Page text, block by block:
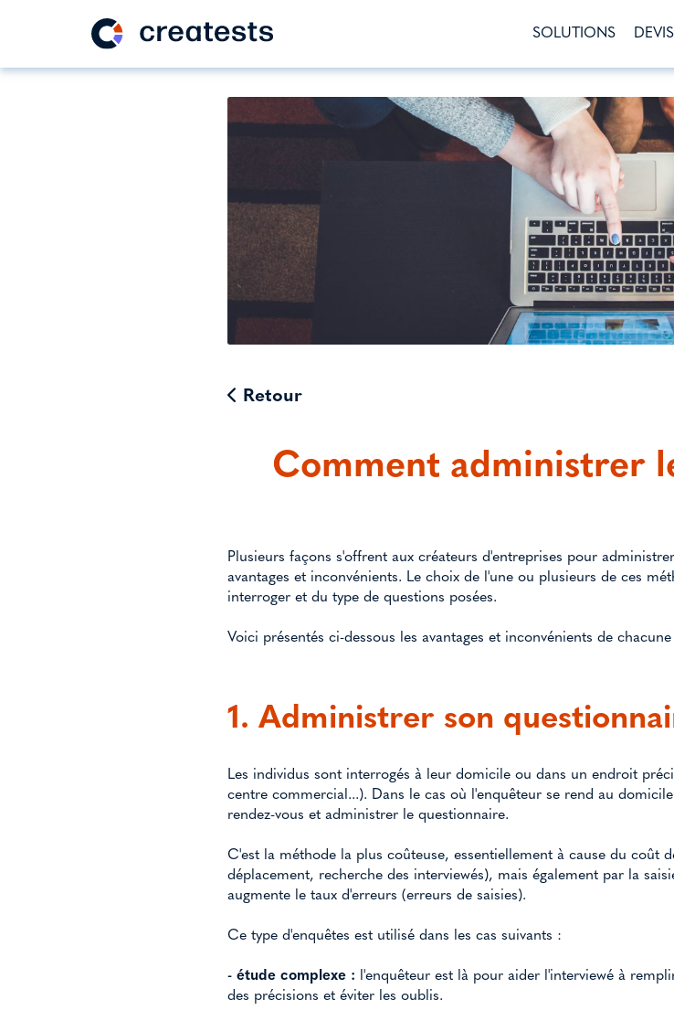
SOLUTIONS DEVIS
Retour
Comment administrer
Plusieurs façons s'offrent aux créateurs d'entreprises pour
avantages et inconvénients. Le choix de l'une ou plusieurs de ces
interroger et du type de questions posées.
Voici présentés ci-dessous les avantages et inconvénients de
1. Administrer son
Les individus sont interrogés à leur domicile ou dans un endroit
centre commercial...). Dans le cas où l'enquêteur se rend au
rendez-vous et administrer le questionnaire.
C'est la méthode la plus coûteuse, essentiellement à cause du coût
déplacement, recherche des interviewés), mais également par la
augmente le taux d'erreurs (erreurs de saisies).
Ce type d'enquêtes est utilisé dans les cas suivants :
- étude complexe : l'enquêteur est là pour aider l'interviewé à
des précisions et éviter les oublis.